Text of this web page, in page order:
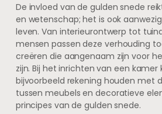
De invloed van de gulden snede
en wetenschap; het is ook
leven. Van interieurontwerp tot
mensen passen deze verhouding
creëren die aangenaam zijn voor
zijn. Bij het inrichten van een kamer
bijvoorbeeld rekening houden met
tussen meubels en decoratieve
principes van de gulden snede.